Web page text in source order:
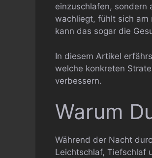
einzuschlafen, sondern
wachliegt, fühlt sich am
kann das sogar die
In diesem Artikel
welche konkreten
verbessern.
Warum
Während der Nacht
Leichtschlaf, Tiefschlaf